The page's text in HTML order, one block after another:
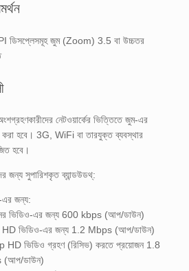
ডিসপ্লেসমূহ জুম (Zoom) 3.5 বা উচ্চতর
নেটওয়ার্কের ভিত্তিতে জুম-এর
করা হবে। 3G, WiFi বা তারযুক্ত ব্যবস্থার
হবে।
জন্য সুপারিশকৃত ব্যান্ডউডথ্:
জন্য:
ভিডিও-এর জন্য 600 kbps (আপ/ডাউন)
ভিডিও-এর জন্য 1.2 Mbps (আপ/ডাউন)
HD ভিডিও গ্রহণ (রিসিভ) করতে প্রয়োজন 1.8
(আপ/ডাউন)